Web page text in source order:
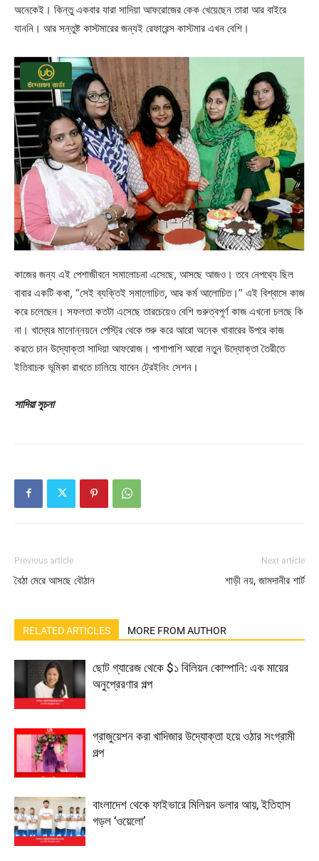
অনেকেই। কিন্তু একবার যারা সাদিয়া আফরোজের কেক খেয়েছেন তারা আর বাইরে
যাননি। আর সন্তুষ্ট কাস্টমারের জন্যই রেফারেন্স কাস্টমার এখন বেশি।
কাজের জন্য এই পেশাজীবনে সমালোচনা এসেছে, আসছে আজও। তবে নেপথ্যে ছিল
বাবার একটি কথা, “সেই ব্যক্তিই সমালোচিত, আর কর্ম আলোচিত।” এই বিশ্বাসে কাজ
করে চলেছেন। সফলতা কতটা এসেছে তারচেয়েও বেশি গুরুত্বপূর্ণ কাজ এখনো চলছে কি
না। খাদ্যের মানোন্নয়নে পেস্ট্রি থেকে শুরু করে আরো অনেক খাবারের উপরে কাজ
করতে চান উদ্যোক্তা সাদিয়া আফরোজ। পাশাপাশি আরো নতুন উদ্যোক্তা তৈরীতে
ইতিবাচক ভূমিকা রাখতে চালিয়ে যাবেন ট্রেইনিং সেশন।
সাদিয়া সূচনা
Previous article
বৈঠা মেরে আসছে বৌঠান
Next article
শাড়ী নয়, জামদানীর শার্ট
RELATED ARTICLES MORE FROM AUTHOR
ছোট গ্যারেজ থেকে $১ বিলিয়ন কোম্পানি: এক মায়ের
অনুপ্রেরণার গল্প
গ্রাজুয়েশন করা খাদিজার উদ্যোক্তা হয়ে ওঠার সংগ্রামী
গল্প
বাংলাদেশ থেকে ফাইভারে মিলিয়ন ডলার আয়, ইতিহাস
গড়ল ‘ওয়েলো’